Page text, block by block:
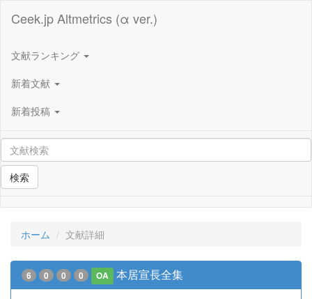
Ceek.jp Altmetrics (α ver.)
文献ランキング
新着文献
新着投稿
検索
ホーム 文献詳細
6 0 0 0 OA 本居宣長全集